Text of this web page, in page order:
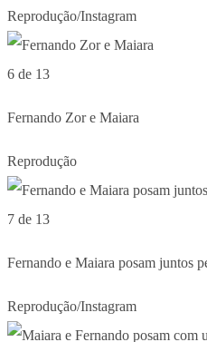
Reprodução/Instagram
6 de 13
Fernando Zor e Maiara
Reprodução
7 de 13
Fernando e Maiara posam juntos
Reprodução/Instagram